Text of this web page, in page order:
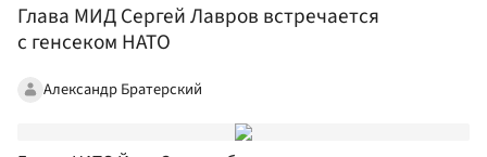
Глава МИД Сергей Лавров встречается
с генсеком НАТО
Александр Братерский